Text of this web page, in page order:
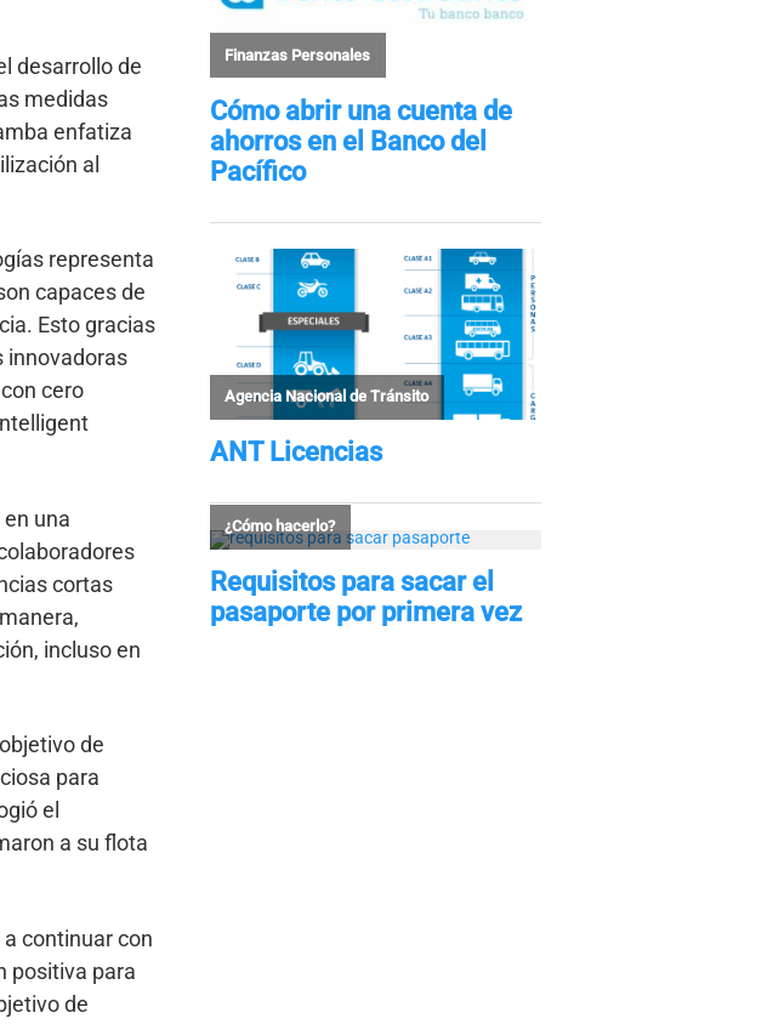
desarrollo de
medidas
enfatiza
al
representa
capaces de
Esto gracias
innovadoras
cero
una
cortas
incluso en
de
para
el
a su flota
continuar con
positiva para
de